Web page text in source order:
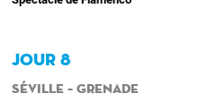
JOUR 8
Séville – Grenade